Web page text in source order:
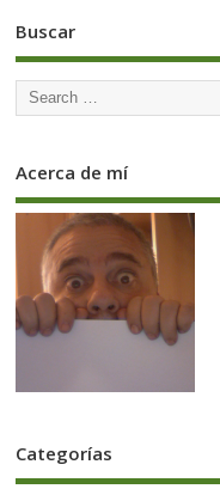
Buscar
Acerca de mí
Categorías